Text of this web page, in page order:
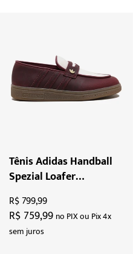
Tênis Adidas Handball
Spezial Loafer
"Burgundy"
R$ 759,99 no PIX ou Pix 4x
sem juros
R$ 799,99